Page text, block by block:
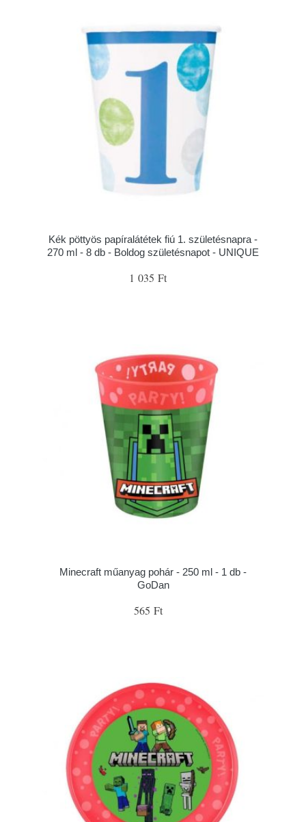
Kék pöttyös papíralátétek fiú 1. születésnapra -
270 ml - 8 db - Boldog születésnapot - UNIQUE
1 035 Ft
Minecraft műanyag pohár - 250 ml - 1 db -
GoDan
565 Ft